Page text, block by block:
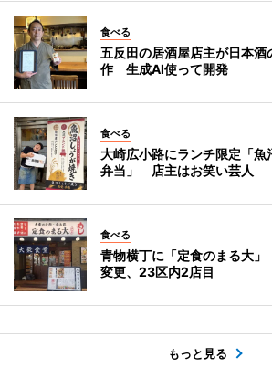
食べる
五反田の居酒屋店主が日本酒
作 生成AI使って開発
食べる
大崎広小路にランチ限定「魚
弁当」 店主はお笑い芸人
食べる
青物横丁に「定食のまる大
変更、23区内2店目
もっと見る